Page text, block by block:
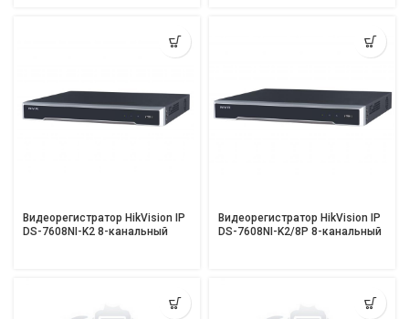
Видеорегистратор HikVision IP
DS-7608NI-K2 8-канальный
Видеорегистратор HikVision IP
DS-7608NI-K2/8P 8-канальный